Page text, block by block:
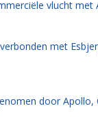
vlucht met
met
door Apollo,